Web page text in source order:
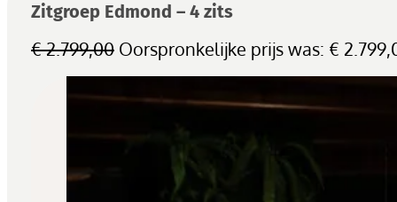
Zitgroep Edmond – 4 zits
€2.799,00 Oorspronkelijke prijs was: €